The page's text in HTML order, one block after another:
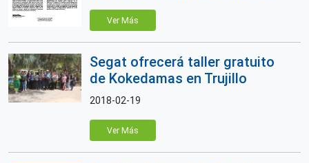
Ver Más
Segat ofrecerá taller gratuito
de Kokedamas en Trujillo
2018-02-19
Ver Más